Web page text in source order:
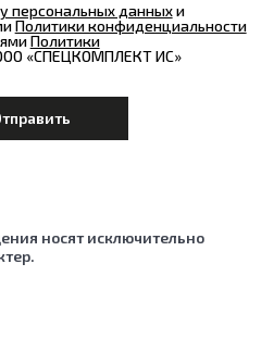
персональных данныхи
Политики конфиденциальности
Политики
«СПЕЦКОМПЛЕКТ ИС»
носят исключительно